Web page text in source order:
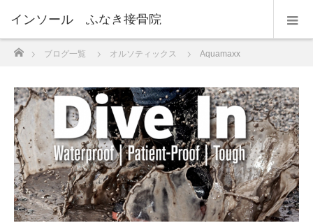
インソール ふなき接骨院
ブログ一覧 オルソティックス Aquamaxx